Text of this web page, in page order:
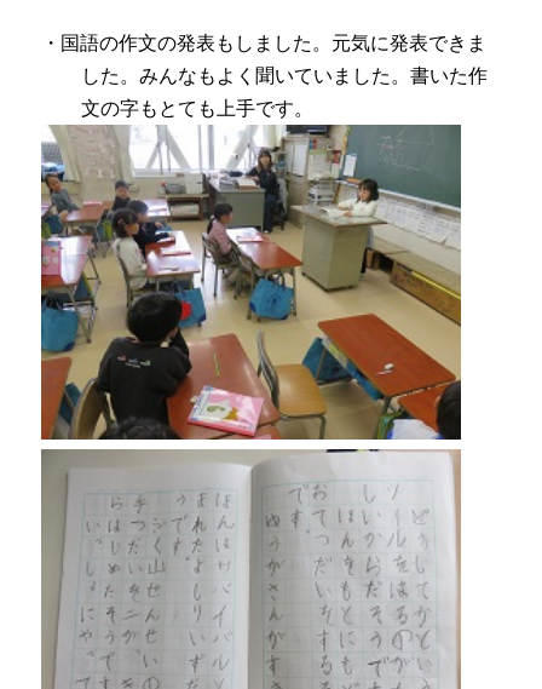
・国語の作文の発表もしました。元気に発表できま
した。みんなもよく聞いていました。書いた作
文の字もとても上手です。